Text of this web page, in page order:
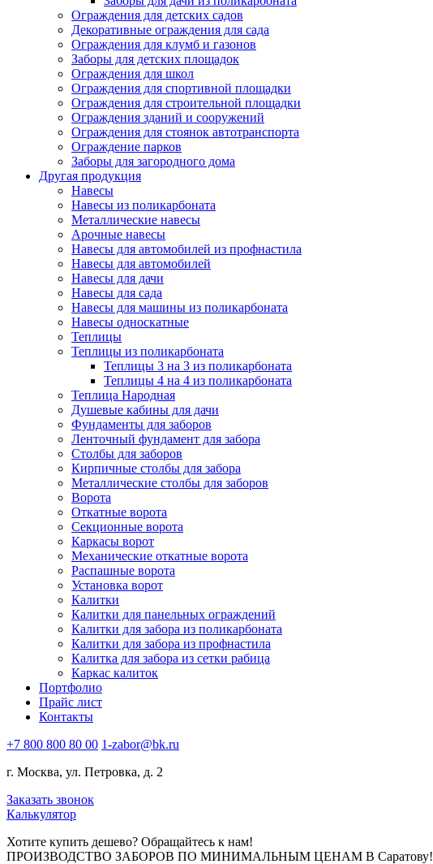
Ограждения для детских садов
Декоративные ограждения для сада
Ограждения для клумб и газонов
Заборы для детских площадок
Ограждения для школ
Ограждения для спортивной площадки
Ограждения для строительной площадки
Ограждения зданий и сооружений
Ограждения для стоянок автотранспорта
Ограждение парков
Заборы для загородного дома
Другая продукция
Навесы
Навесы из поликарбоната
Металлические навесы
Арочные навесы
Навесы для автомобилей из профнастила
Навесы для автомобилей
Навесы для дачи
Навесы для сада
Навесы для машины из поликарбоната
Навесы односкатные
Теплицы
Теплицы из поликарбоната
Теплицы 3 на 3 из поликарбоната
Теплицы 4 на 4 из поликарбоната
Теплица Народная
Душевые кабины для дачи
Фундаменты для заборов
Ленточный фундамент для забора
Столбы для заборов
Кирпичные столбы для забора
Металлические столбы для заборов
Ворота
Откатные ворота
Секционные ворота
Каркасы ворот
Механические откатные ворота
Распашные ворота
Установка ворот
Калитки
Калитки для панельных ограждений
Калитки для забора из поликарбоната
Калитки для забора из профнастила
Калитка для забора из сетки рабица
Каркас калиток
Портфолио
Прайс лист
Контакты
+7 800 800 80 00 1-zabor@bk.ru
г. Москва, ул. Петровка, д. 2
Заказать звонок
Калькулятор
Хотите купить дешево? Обращайтесь к нам!
ПРОИЗВОДСТВО ЗАБОРОВ ПО МИНИМАЛЬНЫМ ЦЕНАМ В Саратову!